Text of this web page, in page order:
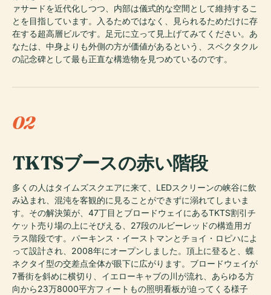
ァサードを近代化しつつ、内部は儀式的な空間として維持するこ
とを目指しています。入るためではなく、見られるためだけに存
在する超高層ビルです。足元に立って見上げてみてください。あ
なたは、中身よりも外側の方が価値があるという、スペクタクル
の記念碑として最も正直な構造物を見つめているのです。
02
TKTSブースの赤い階段
多くの人はタイムズスクエアに来て、LEDスクリーンの峡谷に飲
み込まれ、混沌を客観的に見ることができずに溺れてしまいま
す。その解決策が、47丁目とブロードウェイにあるTKTS割引チ
ケット売り場の上にそびえる、27段のルビーレッドの構造用ガ
ラス階段です。パーキンス・イーストマンとチョイ・ロピハによ
って設計され、2008年にオープンしました。頂上に登ると、蝶
ネクタイ型の交差点全体が眼下に広がります。ブロードウェイが
7番街を斜めに横切り、イエローキャブの川が流れ、あらゆる方
向から23万8000平方フィートもの照明看板が迫ってくる様子